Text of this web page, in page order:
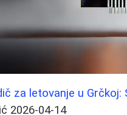
za letovanje u
2026-04-14